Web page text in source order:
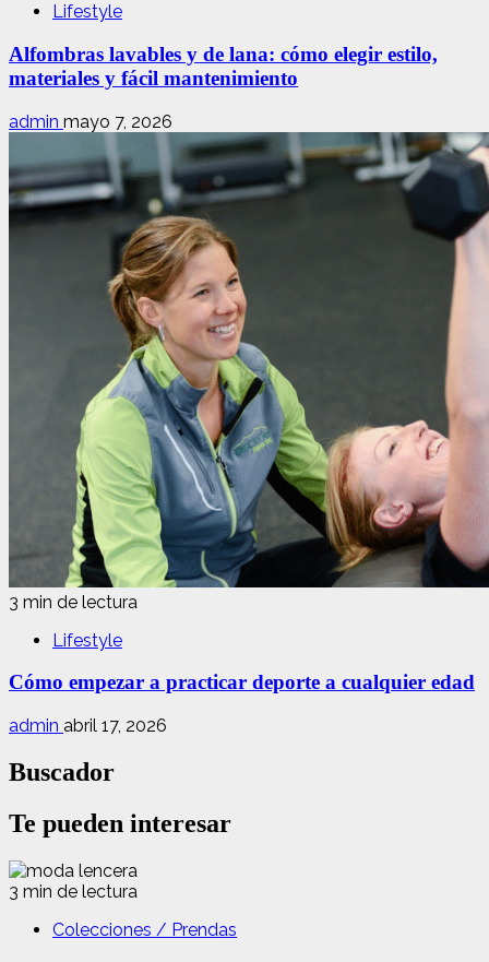
Lifestyle
Alfombras lavables y de lana: cómo elegir estilo,
materiales y fácil mantenimiento
admin mayo 7, 2026
3 min de lectura
Lifestyle
Cómo empezar a practicar deporte a cualquier edad
admin abril 17, 2026
Buscador
Te pueden interesar
3 min de lectura
Colecciones / Prendas